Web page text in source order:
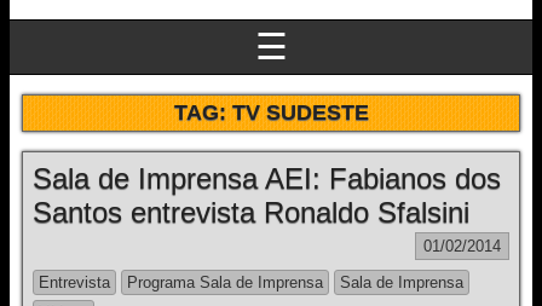
☰
TAG:TV SUDESTE
Sala de Imprensa AEI: Fabianos dos
Santos entrevista Ronaldo Sfalsini
01/02/2014
Entrevista
Programa Sala de Imprensa
Sala de Imprensa